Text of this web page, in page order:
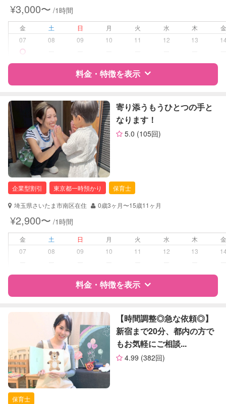
¥3,000〜 /1時間
金 土 日 月 火 水 木
07
08 09 10 11 12 13
料金・特徴を表示
特徴 料金 レビュー
サポートの特徴
資格
企業型割引対象(旧内閣府補助対象)
自治体届出済ベビーシッター
保育士
対応可能/特徴
送迎サポート
病児対応 病児、病後児、ともに可能
障がい児対応 対応可否は個別に相談
レッスン なし
お子様の撮影
（定期特典）
対応可能
寄り添うもうひとつの手と
なります！
5.0 (105回)
企業型割引 東京都一時預かり
保育士
埼玉県さいたま市南区在住
0歳3ヶ月〜15歳11ヶ月
¥2,900〜 /1時間
金 土 日 月 火 水 木
07
08 09 10 11 12 13
料金・特徴を表示
特徴 料金 レビュー
サポートの特徴
資格
企業型割引対象(旧内閣府補助対象)
自治体届出済ベビーシッター
保育士
【時間調整◎急な依頼◎】
新宿まで20分、都内の方で
もお気軽にご相談...
4.99 (382回)
保育士